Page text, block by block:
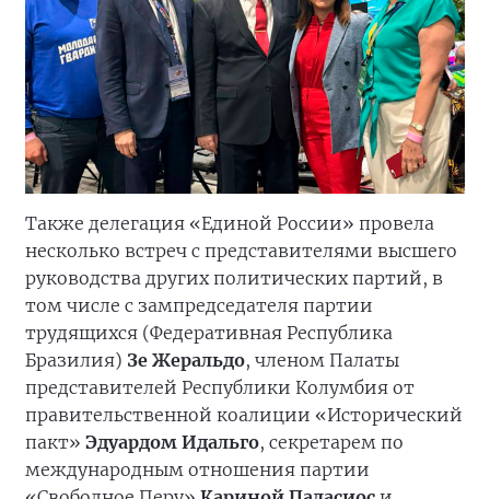
Также делегация «Единой России» провела
несколько встреч с представителями высшего
руководства других политических партий, в
том числе с зампредседателя партии
трудящихся (Федеративная Республика
Бразилия) Зе Жеральдо, членом Палаты
представителей Республики Колумбия от
правительственной коалиции «Исторический
пакт» Эдуардом Идальго, секретарем по
международным отношения партии